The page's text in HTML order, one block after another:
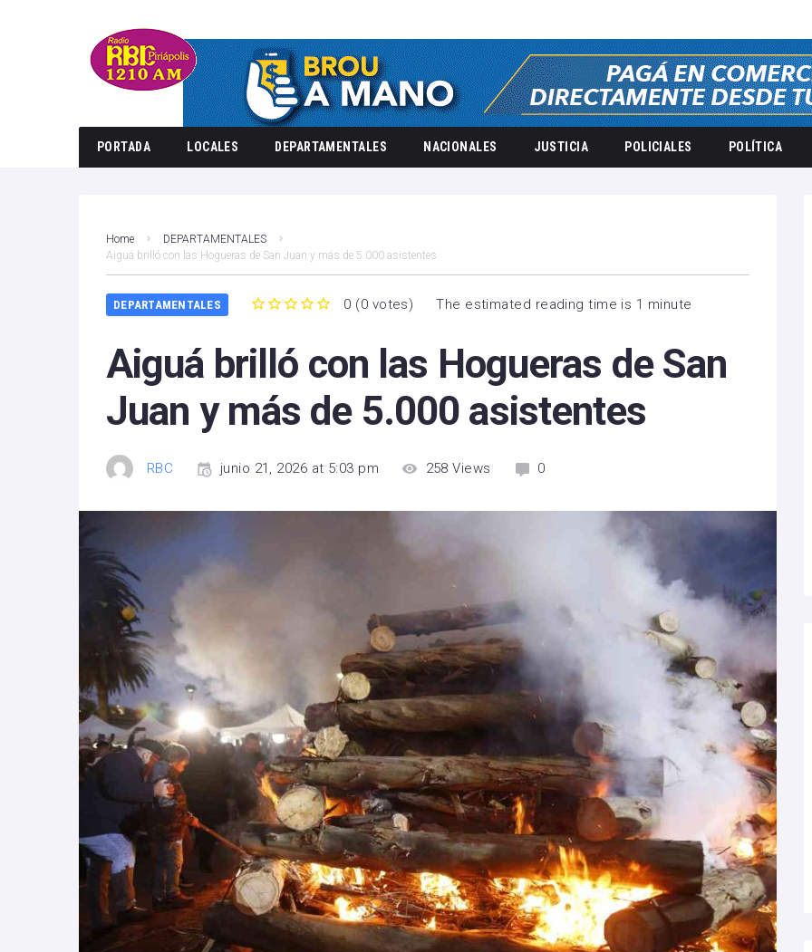
PORTADA LOCALES DEPARTAMENTALES NACIONALES JUSTICIA POLICIALES POLÍTICA
Home
DEPARTAMENTALES
Aiguá brilló con las Hogueras de San Juan y más de 5.000 asistentes
DEPARTAMENTALES 0 (0 votes) The estimated reading time is 1 minute
Aiguá brilló con las Hogueras de San
Juan y más de 5.000 asistentes
RBC junio 21, 2026 at 5:03 pm 258 Views 0